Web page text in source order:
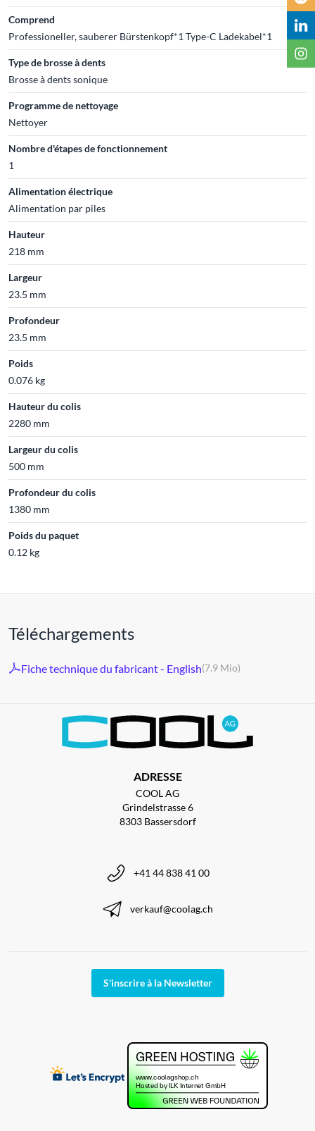
Comprend
Professioneller, sauberer Bürstenkopf*1 Type-C Ladekabel*1
Type de brosse à dents
Brosse à dents sonique
Programme de nettoyage
Nettoyer
Nombre d'étapes de fonctionnement
1
Alimentation électrique
Alimentation par piles
Hauteur
218 mm
Largeur
23.5 mm
Profondeur
23.5 mm
Poids
0.076 kg
Hauteur du colis
2280 mm
Largeur du colis
500 mm
Profondeur du colis
1380 mm
Poids du paquet
0.12 kg
Téléchargements
Fiche technique du fabricant - English(7.9 Mio)
ADRESSE
COOL AG
Grindelstrasse 6
8303 Bassersdorf
+41 44 838 41 00
verkauf@coolag.ch
S'inscrire à la Newsletter